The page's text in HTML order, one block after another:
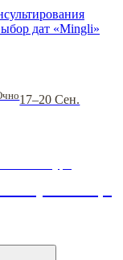
дат «Mingli»
17–20 Сен.